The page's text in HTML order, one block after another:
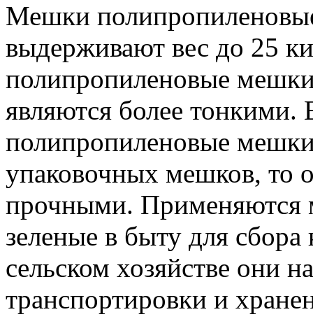
Мешки
выдерживают вес до 25
полипропиленовые
являются более тонкими.
полипропиленовые
упаковочных мешков, то
прочными. Применяются
зеленые в быту для
сельском хозяйстве они
транспортировки и